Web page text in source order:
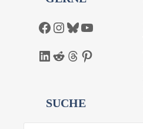
Facebook Instagram Bluesky YouTube
LinkedIn Reddit Threads Pinterest
SUCHE